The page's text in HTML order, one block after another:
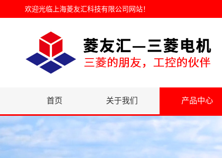
欢迎光临 上海菱友汇科技有限公司网站！
首页 关于我们 产品中心